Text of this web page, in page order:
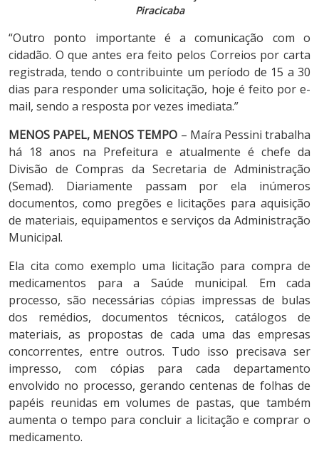
Piracicaba
“Outro ponto importante é a comunicação com o
cidadão. O que antes era feito pelos Correios por carta
registrada, tendo o contribuinte um período de 15 a 30
dias para responder uma solicitação, hoje é feito por e-
mail, sendo a resposta por vezes imediata.”
MENOS PAPEL, MENOS TEMPO – Maíra Pessini trabalha
há 18 anos na Prefeitura e atualmente é chefe da
Divisão de Compras da Secretaria de Administração
(Semad). Diariamente passam por ela inúmeros
documentos, como pregões e licitações para aquisição
de materiais, equipamentos e serviços da Administração
Municipal.
Ela cita como exemplo uma licitação para compra de
medicamentos para a Saúde municipal. Em cada
processo, são necessárias cópias impressas de bulas
dos remédios, documentos técnicos, catálogos de
materiais, as propostas de cada uma das empresas
concorrentes, entre outros. Tudo isso precisava ser
impresso, com cópias para cada departamento
envolvido no processo, gerando centenas de folhas de
papéis reunidas em volumes de pastas, que também
aumenta o tempo para concluir a licitação e comprar o
medicamento.